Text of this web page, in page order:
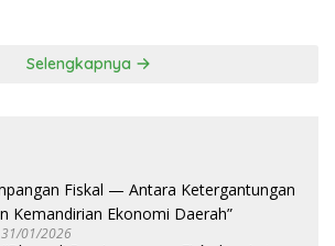
Selengkapnya
31/01/2026